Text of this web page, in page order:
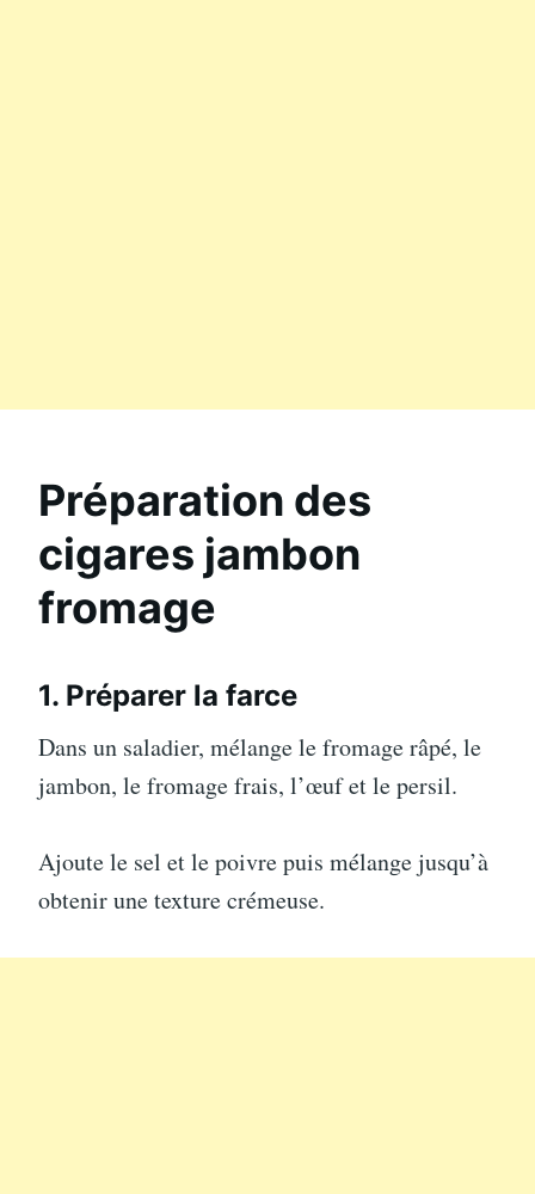
Préparation des
cigares jambon
fromage
1. Préparer la farce
Dans un saladier, mélange le fromage râpé, le
jambon, le fromage frais, l’œuf et le persil.
Ajoute le sel et le poivre puis mélange jusqu’à
obtenir une texture crémeuse.